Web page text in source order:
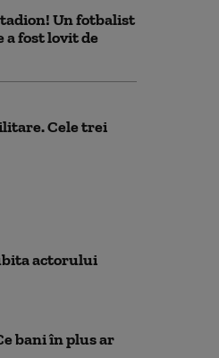
Un fotbalist
a fost lovit de
Cele trei
actorului
bani în plus ar